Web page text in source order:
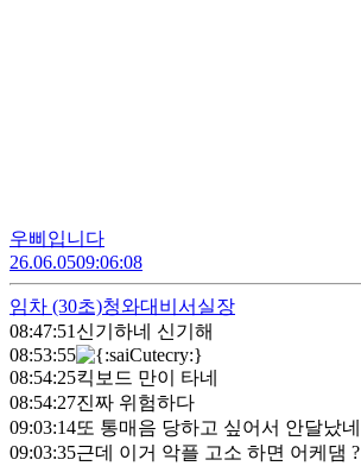
우삐입니다
26.06.0509:06:08
임차 (30초)청와대비서실장
08:47:51 신기하네 신기해
08:53:55
08:54:25킥보드 만이 타네
08:54:27진짜 위험하다
09:03:14또 통매음 당하고 싶어서 안달났네
09:03:35근데 이거 악플 고소 하면 어케댐 ?